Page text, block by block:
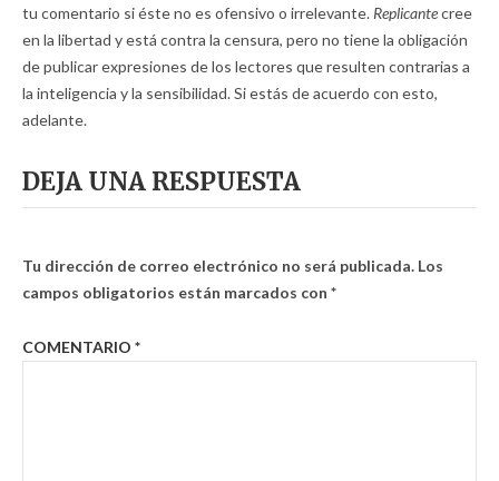
tu comentario si éste no es ofensivo o irrelevante. Replicantecree
en la libertad y está contra la censura, pero no tiene la obligación
de publicar expresiones de los lectores que resulten contrarias a
la inteligencia y la sensibilidad. Si estás de acuerdo con esto,
adelante.
DEJA UNA RESPUESTA
Tu dirección de correo electrónico no será publicada. Los
campos obligatorios están marcados con *
COMENTARIO *